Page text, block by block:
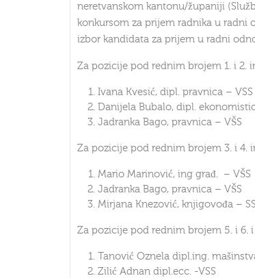
neretvanskom kantonu/županiji
konkursom za prijem radnika u radni
izbor kandidata za prijem u radni
Za pozicije pod rednim brojem 1. i 2.
Ivana Kvesić, dipl. pravnica – VSS
Danijela Bubalo, dipl.
Jadranka Bago, pravnica – VŠS
Za pozicije pod rednim brojem 3. i 4.
Mario Marinović, ing građ. – VŠS
Jadranka Bago, pravnica – VŠS
Mirjana Knezović, knjigovođa –
Za pozicije pod rednim brojem 5. i 6.
Tanović Oznela dipl.ing.
Zilić Adnan dipl.ecc. -VSS